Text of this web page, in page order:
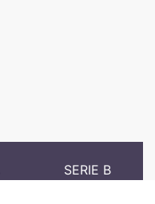
SERIE B